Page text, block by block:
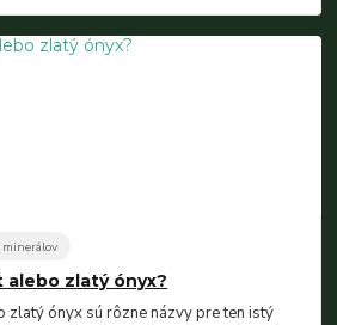
alebo zlatý ónyx?
zlatý ónyx sú rôzne názvy pre ten istý